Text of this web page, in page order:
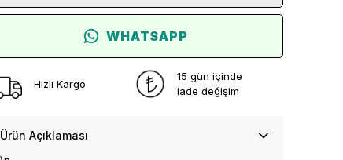
WHATSAPP
Hızlı Kargo
15 gün içinde
iade değişim
Ürün Açıklaması